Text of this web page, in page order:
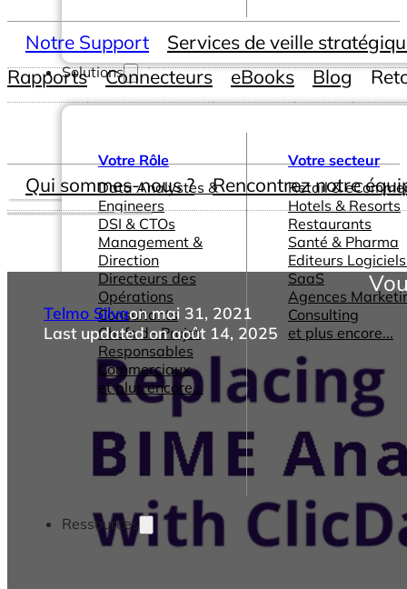
Solutions
Votre Rôle
Data Analystes &
Engineers
DSI & CTOs
Management &
Direction
Directeurs des
Opérations
Consultants
Chefs de Projet
Responsables
Commerciaux
et plus encore...
Votre secteur
Retail &
Hotels & Resorts
Restaurants
Santé & Pharma
Editeurs
SaaS
Agences
Consulting
et plus encore...
Ressources
Notre Support
Services de veille
Rapports
Connecteurs eBooks Blog
Qui sommes-nous ? Rencontrez notre
Telmo Silvaon mai 31, 2021
Last updated on août 14, 2025